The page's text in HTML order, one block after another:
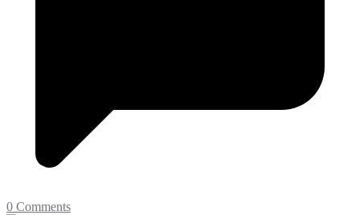
0 Comments